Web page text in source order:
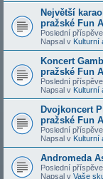
Největší
pražské Fun
Poslední
Napsal v Kulturní
Koncert
pražské Fun
Poslední
Napsal v Kulturní
Dvojkoncert
pražské Fun
Poslední
Napsal v Kulturní
Andromeda
Poslední
Napsal v Vaše